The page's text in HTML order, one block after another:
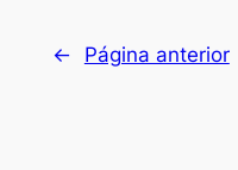
← Página anterior